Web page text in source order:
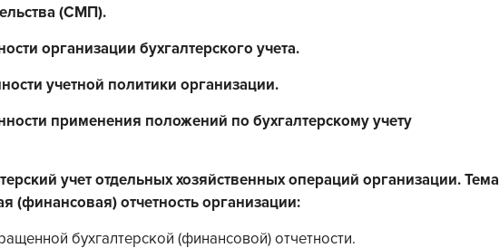
(СМП).
организации бухгалтерского учета.
учетной политики организации.
применения положений по бухгалтерскому учету
учет отдельных хозяйственных операций организации. Тема
(финансовая) отчетность организации:
бухгалтерской (финансовой) отчетности.